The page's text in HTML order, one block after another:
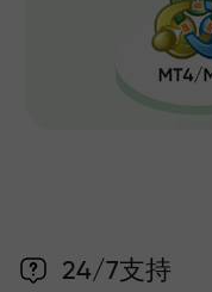
24/7支持